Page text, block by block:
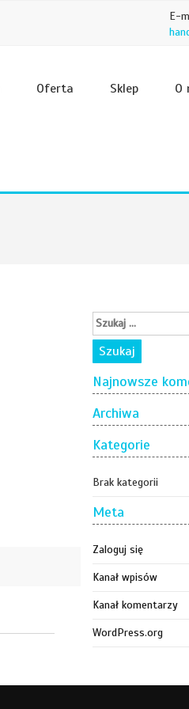
E-
Oferta Sklep O
Najnowsze
Archiwa
Kategorie
Brak kategorii
Meta
Zaloguj się
Kanał wpisów
Kanał komentarzy
WordPress.org